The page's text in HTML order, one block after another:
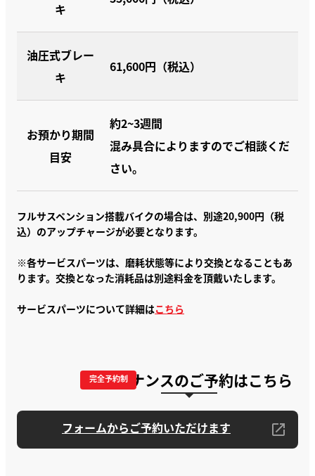
キ
油圧式ブレー
キ
61,600円（税込）
お預かり期間
目安
約2~3週間
混み具合によりますのでご相談くだ
さい。
フルサスペンション搭載バイクの場合は、別途20,900円（税
込）のアップチャージが必要となります。
※各サービスパーツは、磨耗状態等により交換となることもあ
ります。交換となった消耗品は別途料金を頂戴いたします。
サービスパーツについて詳細はこちら
完全予約制
メンテナンスのご予約はこちら
フォームからご予約いただけます